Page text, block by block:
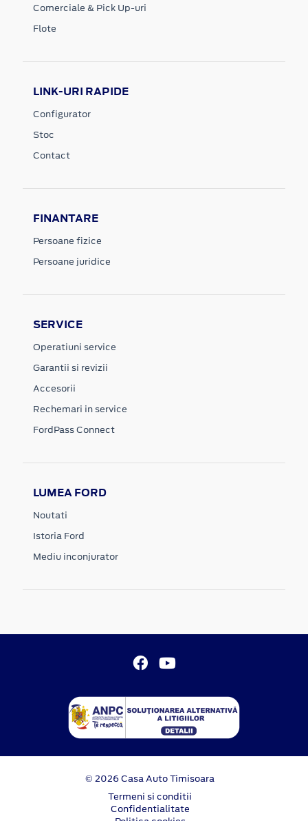
Comerciale & Pick Up-uri
Flote
LINK-URI RAPIDE
Configurator
Stoc
Contact
FINANTARE
Persoane fizice
Persoane juridice
SERVICE
Operatiuni service
Garantii si revizii
Accesorii
Rechemari in service
FordPass Connect
LUMEA FORD
Noutati
Istoria Ford
Mediu inconjurator
© 2026 Casa Auto Timisoara
Termeni si conditii
Confidentialitate